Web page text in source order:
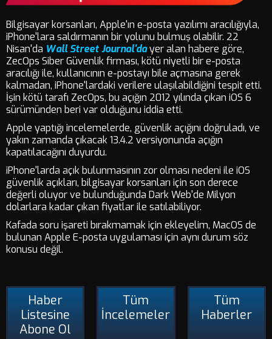
Bilgisayar korsanları, Apple'ın e-posta yazılımı aracılığıyla,
iPhone'lara saldırmanın bir yolunu bulmuş olabilir. 22
Nisan'da Wall Street Journal'dayer alan habere göre,
ZecOps Siber Güvenlik firması, kötü niyetli bir e-posta
aracılığı ile, kullanıcının e-postayı bile açmasına gerek
kalmadan, iPhone'lardaki verilere ulaşılabildiğini tespit etti.
İşin kötü tarafı ZecOps, bu açığın 2012 yılında çıkan iOS 6
sürümünden beri var olduğunu iddia etti.
Apple yaptığı incelemelerde, güvenlik açığını doğruladı, ve
yakın zamanda çıkacak 13.4.2 versiyonunda açığın
kapatılacağını duyurdu.
iPhone'larda açık bulunmasının zor olması nedeni ile iOS
güvenlik açıkları, bilgisayar korsanları için son derece
değerli oluyor ve bulunduğunda Dark Web'de Milyon
dolarlara kadar çıkan fiyatlar ile satılabiliyor.
Kafada soru işareti bırakmamak için ekleyelim, MacOS de
bulunan Apple E-posta uygulaması için aynı durum söz
konusu değil.
Haber
Listesine
Abone Ol
Tüm
İncelemeler
Tüm
Haberler